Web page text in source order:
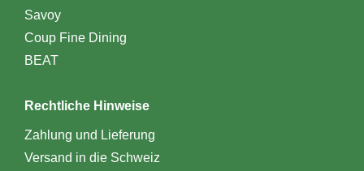
Savoy
Coup Fine Dining
BEAT
Rechtliche Hinweise
Zahlung und Lieferung
Versand in die Schweiz